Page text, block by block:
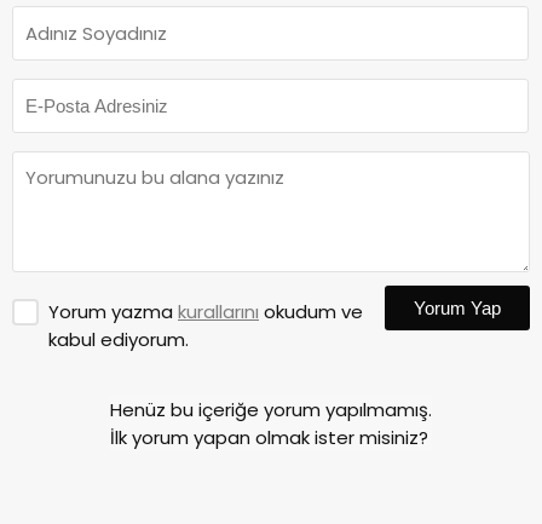
Yorum yazma kurallarını okudum ve
kabul ediyorum.
Yorum Yap
Henüz bu içeriğe yorum yapılmamış.
İlk yorum yapan olmak ister misiniz?